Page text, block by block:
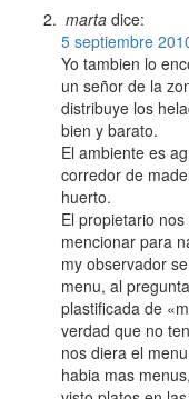
marta dice:
5 septiembre
Yo tambien lo
un señor de la
distribuye los
bien y barato.
El ambiente es
corredor de
huerto.
El propietario
mencionar para
my observador
menu, al
plastificada de
verdad que no
nos diera el
habia mas